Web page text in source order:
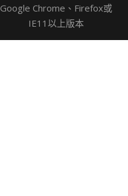
Google Chrome、Firefox或
IE11以上版本